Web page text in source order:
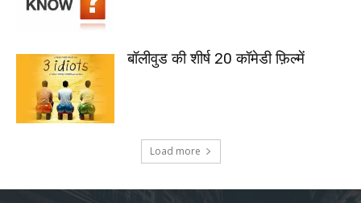
बॉलीवुड की शीर्ष 20 कॉमेडी फ़िल्में
Load more